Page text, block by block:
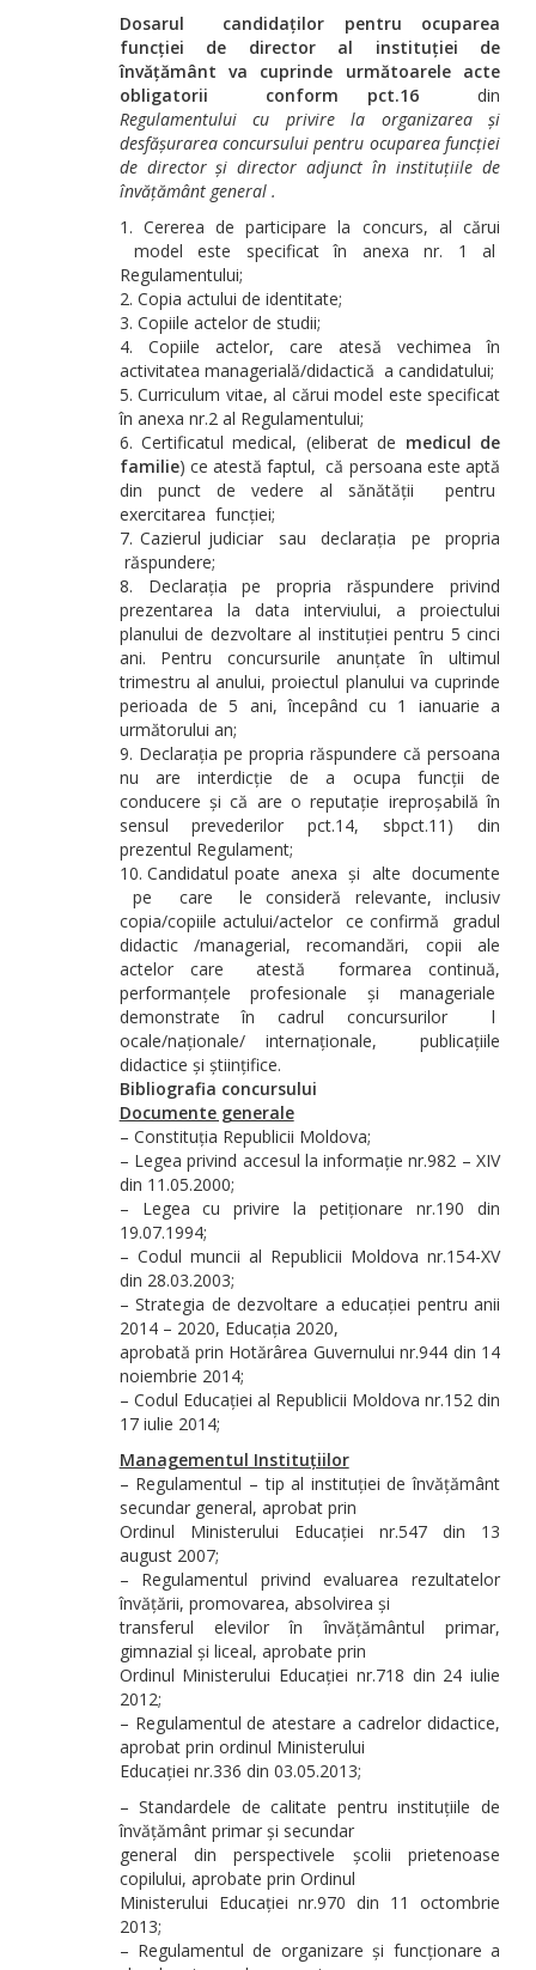
Dosarul candidaților pentru ocuparea
funcției de director al instituției de
învățământ va cuprinde următoarele acte
obligatorii conform pct.16 din
Regulamentului cu privire la organizarea și
desfășurarea concursului pentru ocuparea funcției
de director și director adjunct în instituțiile de
învățământ general .
Cererea de participare la concurs, al cărui
model este specificat în anexa nr. 1 al
Regulamentului;
Copia actului de identitate;
Copiile actelor de studii;
Copiile actelor, care atesă vechimea în
activitatea managerială/didactică a candidatului;
Curriculum vitae, al cărui model este specificat
în anexa nr.2 al Regulamentului;
Certificatul medical, (eliberat de medicul de
familie) ce atestă faptul, că persoana este aptă
din punct de vedere al sănătății pentru
exercitarea funcției;
Cazierul judiciar sau declarația pe propria
răspundere;
Declarația pe propria răspundere privind
prezentarea la data interviului, a proiectului
planului de dezvoltare al instituției pentru 5 cinci
ani. Pentru concursurile anunțate în ultimul
trimestru al anului, proiectul planului va cuprinde
perioada de 5 ani, începând cu 1 ianuarie a
următorului an;
Declarația pe propria răspundere că persoana
nu are interdicție de a ocupa funcții de
conducere și că are o reputație ireproșabilă în
sensul prevederilor pct.14, sbpct.11) din
prezentul Regulament;
Candidatul poate anexa și alte documente
pe care le consideră relevante, inclusiv
copia/copiile actului/actelor ce confirmă gradul
didactic /managerial, recomandări, copii ale
actelor care atestă formarea continuă,
performanțele profesionale și manageriale
demonstrate în cadrul concursurilor l
ocale/naționale/ internaționale, publicațiile
didactice și științifice.
Bibliografia concursului
Documente generale
– Constituția Republicii Moldova;
– Legea privind accesul la informație nr.982 – XIV
din 11.05.2000;
– Legea cu privire la petiționare nr.190 din
19.07.1994;
– Codul muncii al Republicii Moldova nr.154-XV
din 28.03.2003;
– Strategia de dezvoltare a educației pentru anii
2014 – 2020, Educația 2020,
aprobată prin Hotărârea Guvernului nr.944 din 14
noiembrie 2014;
– Codul Educației al Republicii Moldova nr.152 din
17 iulie 2014;
Managementul Instituțiilor
– Regulamentul – tip al instituției de învățământ
secundar general, aprobat prin
Ordinul Ministerului Educației nr.547 din 13
august 2007;
– Regulamentul privind evaluarea rezultatelor
învățării, promovarea, absolvirea și
transferul elevilor în învățământul primar,
gimnazial și liceal, aprobate prin
Ordinul Ministerului Educației nr.718 din 24 iulie
2012;
– Regulamentul de atestare a cadrelor didactice,
aprobat prin ordinul Ministerului
Educației nr.336 din 03.05.2013;
– Standardele de calitate pentru instituțiile de
învățământ primar și secundar
general din perspectivele școlii prietenoase
copilului, aprobate prin Ordinul
Ministerului Educației nr.970 din 11 octombrie
2013;
– Regulamentul de organizare și funcționare a